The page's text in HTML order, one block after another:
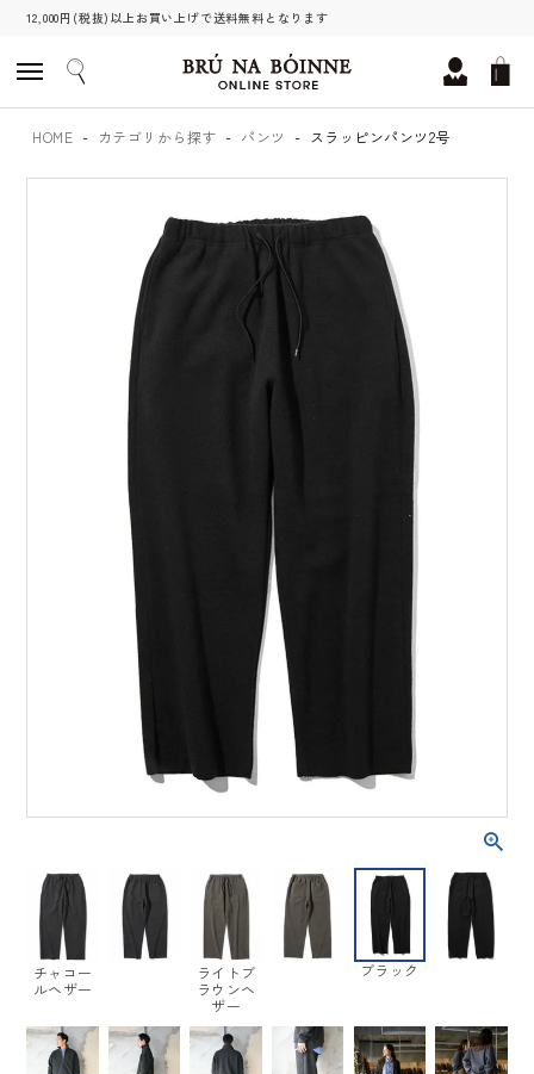
12,000円(税抜)以上お買い上げで送料無料となります
HOME カテゴリから探す パンツ スラッピンパンツ2号
チャコー
ルヘザー
ライトブ
ラウンヘ
ザー
ブラック